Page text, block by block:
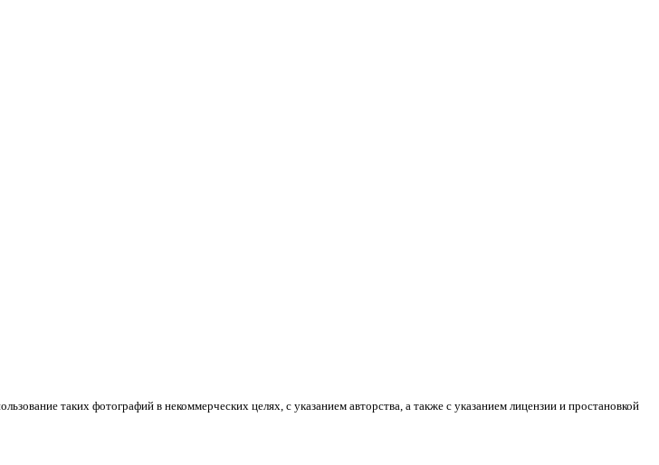
таких фотографий в некоммерческих целях, с указанием авторства, а также с указанием лицензии и простановкой